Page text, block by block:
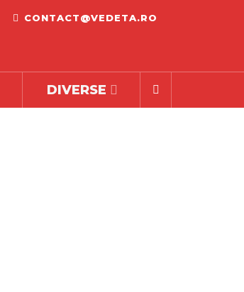
CONTACT@VEDETA.RO
DIVERSE